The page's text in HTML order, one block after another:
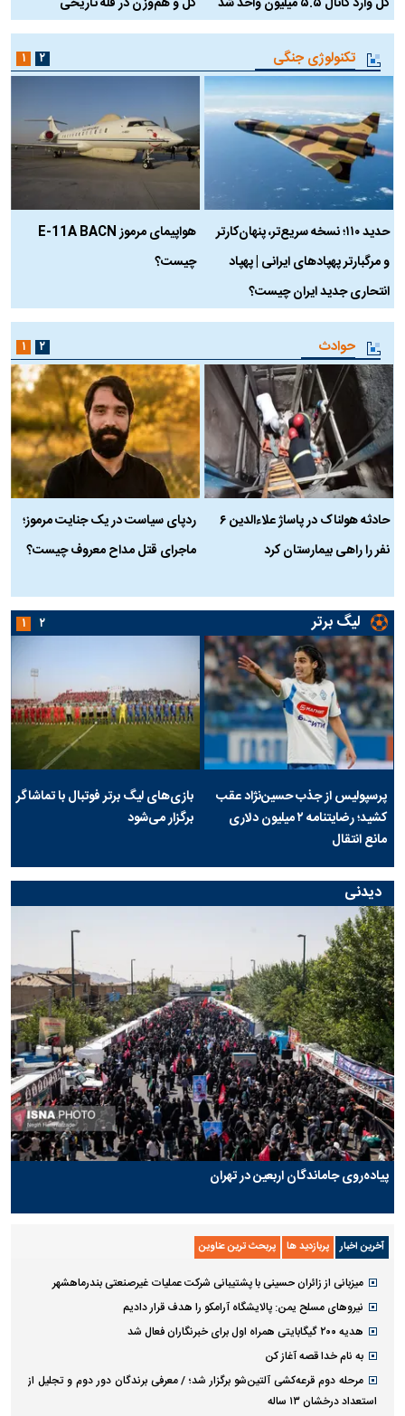
تکنولوژی جنگی
حدید ۱۱۰؛ نسخه سریع‌تر، پنهان‌کارتر
و مرگبارتر پهپادهای ایرانی | پهپاد
انتحاری جدید ایران چیست؟
هواپیمای مرموز E-11A BACN
چیست؟
۱ ۲
حوادث
حادثه هولناک در پاساژ علاءالدین ۶
نفر را راهی بیمارستان کرد
ردپای سیاست در یک جنایت مرموز؛
ماجرای قتل مداح معروف چیست؟
۱ ۲
لیگ برتر
پرسپولیس از جذب حسین‌نژاد عقب
کشید؛ رضایتنامه ۲ میلیون دلاری
مانع انتقال
بازی‌های لیگ برتر فوتبال با تماشاگر
برگزار می‌شود
۱ ۲
دیدنی
پیاده‌روی جاماندگان اربعین در تهران
آخرین اخبار پربازدید ها پربحث ترین عناوین
میزبانی از زائران حسینی با پشتیبانی شرکت عملیات غیرصنعتی بندرماهشهر
نیرو‌های مسلح یمن: پالایشگاه آرامکو را هدف قرار دادیم
هدیه ۲۰۰ گیگابایتی همراه اول برای خبرنگاران فعال شد
به نام خدا قصه آغاز کن
مرحله دوم قرعه‌کشی آلتین‌شو برگزار شد؛ / معرفی برندگان دور دوم و تجلیل از
استعداد درخشان ۱۳ ساله